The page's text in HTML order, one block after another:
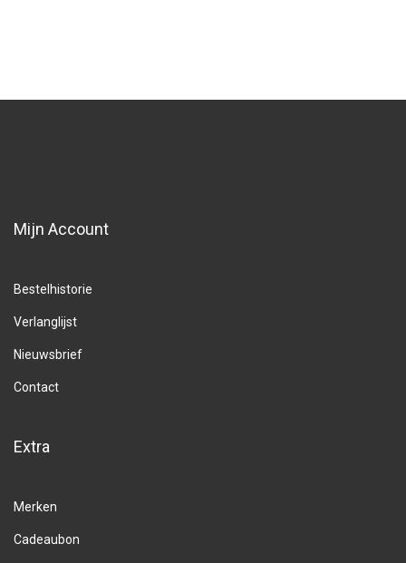
Mijn Account
Bestelhistorie
Verlanglijst
Nieuwsbrief
Contact
Extra
Merken
Cadeaubon